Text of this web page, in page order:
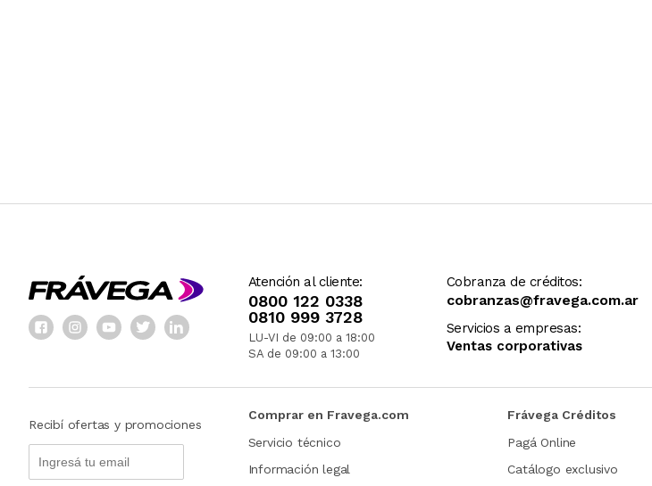
Atención al cliente:
0800 122 0338
0810 999 3728
LU-VI de 09:00 a 18:00
SA de 09:00 a 13:00
Cobranza de créditos:
cobranzas@fravega.com.ar
Servicios a empresas:
Ventas corporativas
Recibí ofertas y promociones
Comprar en Fravega.com
Servicio técnico
Información legal
Frávega Créditos
Pagá Online
Catálogo exclusivo